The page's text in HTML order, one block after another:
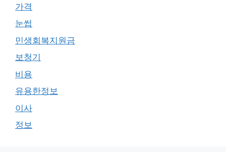
가격
눈썹
민생회복지원금
보청기
비용
유용한정보
이사
정보